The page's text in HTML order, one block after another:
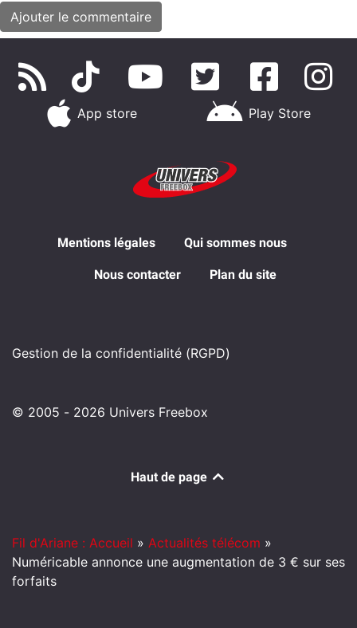
App store Play Store
Mentions légales Qui sommes nous
Nous contacter Plan du site
Gestion de la confidentialité (RGPD)
© 2005 - 2026 Univers Freebox
Haut de page
Fil d'Ariane : Accueil » Actualités télécom »
Numéricable annonce une augmentation de 3 € sur ses
forfaits